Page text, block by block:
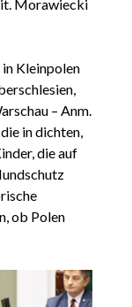
Morawiecki
in Kleinpolen
– Anm.
in dichten,
die auf
ob Polen